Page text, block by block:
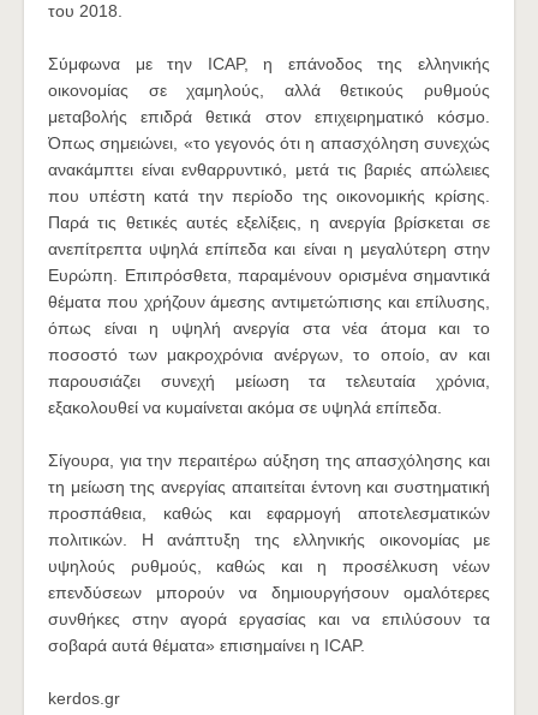
του 2018.
Σύμφωνα με την ICAP, η επάνοδος της ελληνικής
οικονομίας σε χαμηλούς, αλλά θετικούς ρυθμούς
μεταβολής επιδρά θετικά στον επιχειρηματικό κόσμο.
Όπως σημειώνει, «το γεγονός ότι η απασχόληση συνεχώς
ανακάμπτει είναι ενθαρρυντικό, μετά τις βαριές απώλειες
που υπέστη κατά την περίοδο της οικονομικής κρίσης.
Παρά τις θετικές αυτές εξελίξεις, η ανεργία βρίσκεται σε
ανεπίτρεπτα υψηλά επίπεδα και είναι η μεγαλύτερη στην
Ευρώπη. Επιπρόσθετα, παραμένουν ορισμένα σημαντικά
θέματα που χρήζουν άμεσης αντιμετώπισης και επίλυσης,
όπως είναι η υψηλή ανεργία στα νέα άτομα και το
ποσοστό των μακροχρόνια ανέργων, το οποίο, αν και
παρουσιάζει συνεχή μείωση τα τελευταία χρόνια,
εξακολουθεί να κυμαίνεται ακόμα σε υψηλά επίπεδα.
Σίγουρα, για την περαιτέρω αύξηση της απασχόλησης και
τη μείωση της ανεργίας απαιτείται έντονη και συστηματική
προσπάθεια, καθώς και εφαρμογή αποτελεσματικών
πολιτικών. Η ανάπτυξη της ελληνικής οικονομίας με
υψηλούς ρυθμούς, καθώς και η προσέλκυση νέων
επενδύσεων μπορούν να δημιουργήσουν ομαλότερες
συνθήκες στην αγορά εργασίας και να επιλύσουν τα
σοβαρά αυτά θέματα» επισημαίνει η ICAP.
kerdos.gr